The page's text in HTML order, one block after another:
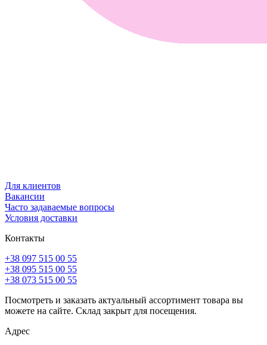
Для клиентов
Вакансии
Часто задаваемые вопросы
Условия доставки
Контакты
+38 097 515 00 55
+38 095 515 00 55
+38 073 515 00 55
Посмотреть и заказать актуальный ассортимент товара вы
можете на сайте. Склад закрыт для посещения.
Адрес